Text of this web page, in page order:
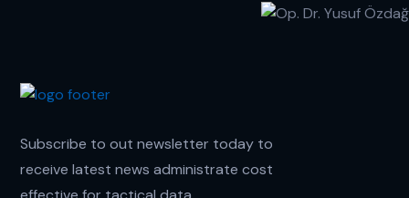
Subscribe to out newsletter today to
receive latest news administrate cost